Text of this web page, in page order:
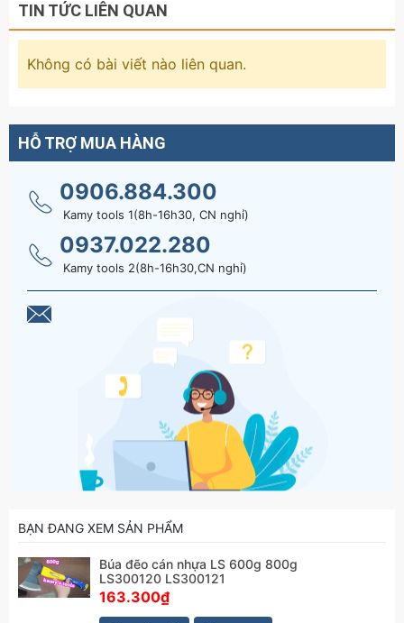
TIN TỨC LIÊN QUAN
Không có bài viết nào liên quan.
HỖ TRỢ MUA HÀNG
0906.884.300
Kamy tools 1(8h-16h30, CN nghỉ)
0937.022.280
Kamy tools 2(8h-16h30,CN nghỉ)
BẠN ĐANG XEM SẢN PHẨM
Búa đẽo cán nhựa LS 600g 800g
LS300120 LS300121
163.300₫